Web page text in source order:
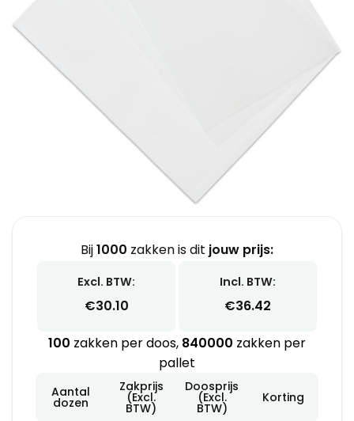
Bij1000 zakken is dit jouw prijs:
Excl. BTW:
€30.10
Incl. BTW:
€36.42
100 zakken per doos, 840000 zakken per
pallet
Aantal
dozen
Zakprijs
(Excl.
BTW)
Doosprijs
(Excl.
BTW)
Korting